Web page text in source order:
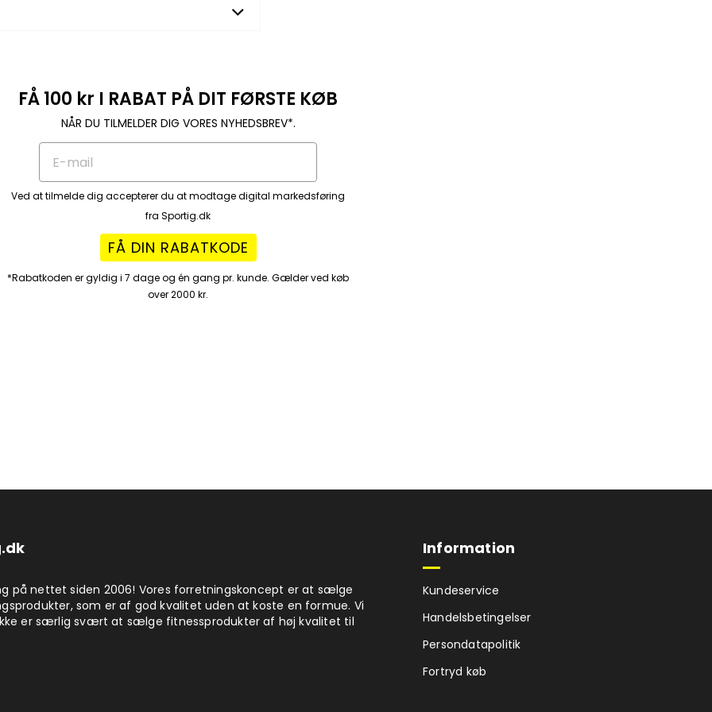
og polypropylen.
17 – 18 – 19 – 21 – 24
15 – 17 – 18,5 – 20 – 22 – 24
– 10 – 11 – 12
FÅ 100 kr I RABAT PÅ DIT FØRSTE KØB
NÅR DU TILMELDER DIG VORES NYHEDSBREV*.
Ved at tilmelde dig accepterer du at modtage digital markedsføring
fra Sportig.dk
FÅ DIN RABATKODE
*Rabatkoden er gyldig i 7 dage og én gang pr. kunde. Gælder ved køb
over 2000 kr.
på nettet siden 2006! Vores forretningskoncept er at sælge
som er af god kvalitet uden at koste en formue. Vi
er særlig svært at sælge fitnessprodukter af høj kvalitet til
Information
Kundeservice
Handelsbetingelser
Persondatapolitik
Fortryd køb